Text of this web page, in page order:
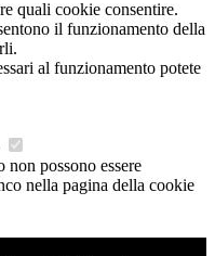
quali cookie consentire.
il funzionamento della
al funzionamento potete
possono essere
nella pagina della cookie